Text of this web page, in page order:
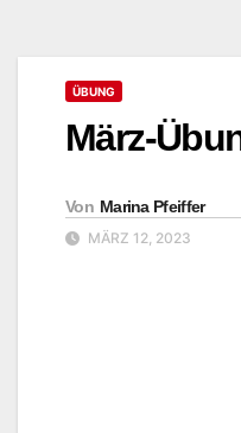
ÜBUNG
März-
Von Marina Pfeiffer
MÄRZ 12, 2023